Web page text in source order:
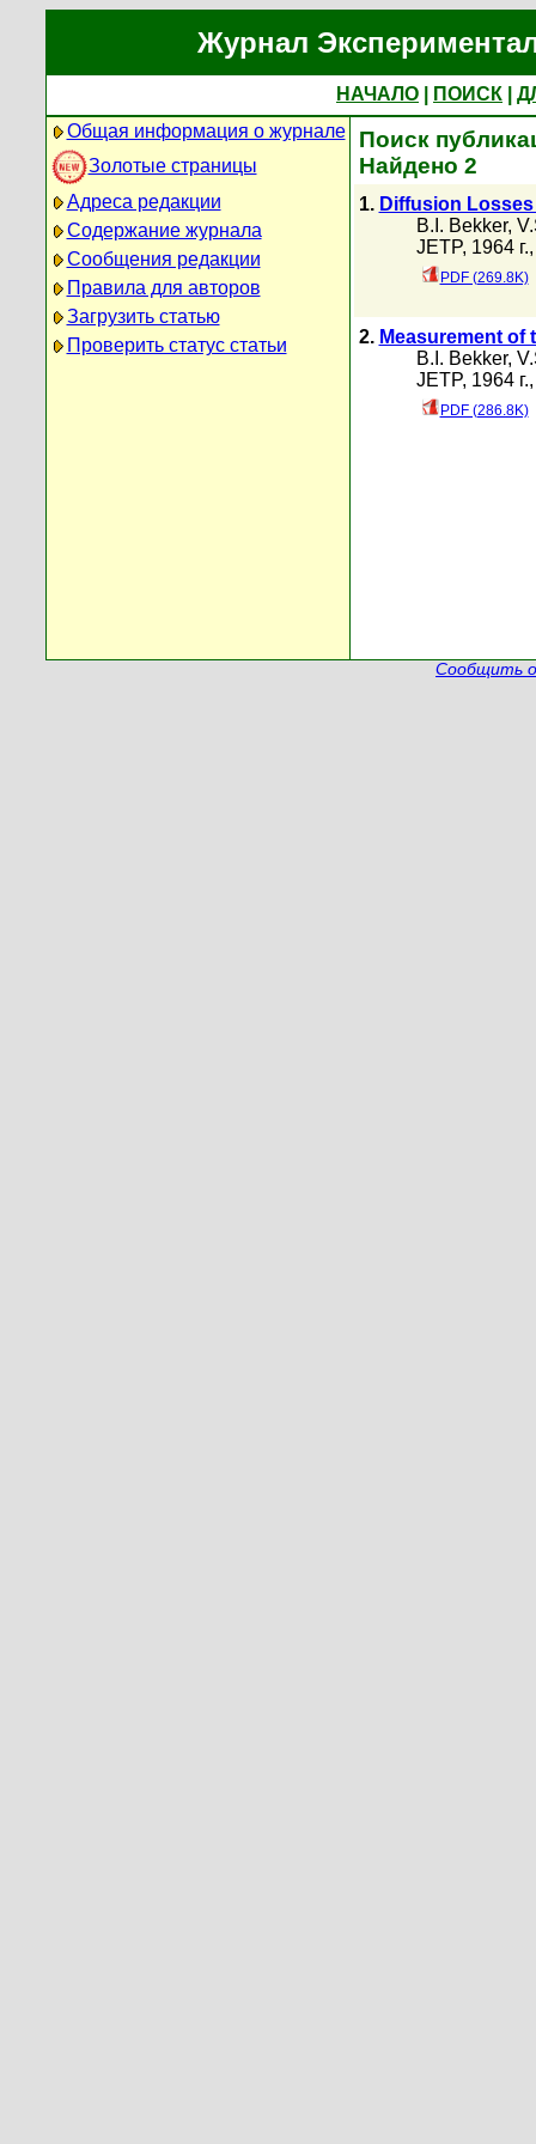
Журнал
НАЧАЛО ПОИСК
Общая информация о журнале
Золотые страницы
Адреса редакции
Содержание журнала
Сообщения редакции
Правила для авторов
Загрузить статью
Проверить статус статьи
Поиск
Найдено 2
1. Diffusion Losses
B.I. Bekker,
JETP, 1964
PDF (269.8K)
2. Measurement of
B.I. Bekker,
JETP, 1964
PDF (286.8K)
Сообщить о